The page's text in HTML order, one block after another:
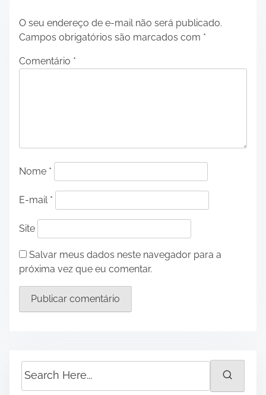
O seu endereço de e-mail não será publicado.
Campos obrigatórios são marcados com *
Comentário *
Nome *
E-mail *
Site
Salvar meus dados neste navegador para a
próxima vez que eu comentar.
e